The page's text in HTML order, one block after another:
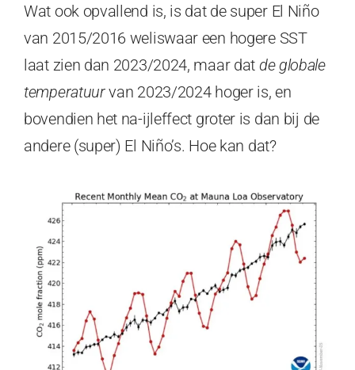
Wat ook opvallend is, is dat de super El Niño
van 2015/2016 weliswaar een hogere SST
laat zien dan 2023/2024, maar dat de globale
temperatuurvan 2023/2024 hoger is, en
bovendien het na-ijleffect groter is dan bij de
andere (super) El Niño’s. Hoe kan dat?